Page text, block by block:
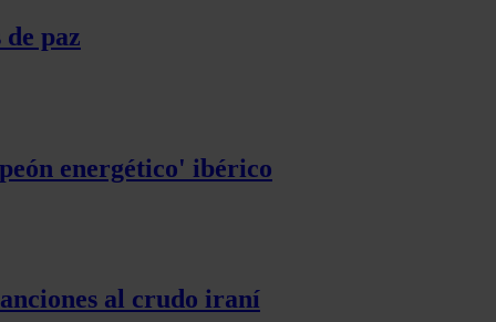
paz
energético' ibérico
al crudo iraní